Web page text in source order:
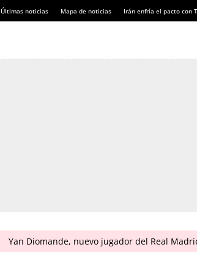
Últimas noticias Mapa de noticias Irán enfría el pacto con
Yan Diomande, nuevo jugador del Real